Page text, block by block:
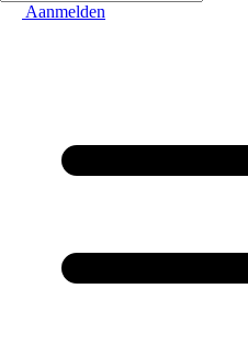
Aanmelden